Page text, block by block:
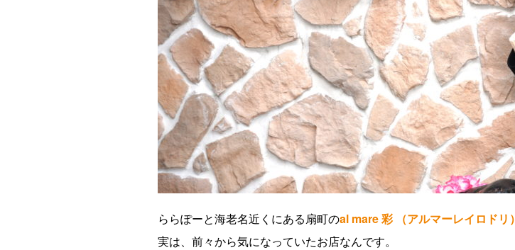
ららぽーと海老名近くにある扇町のal mare 彩 （アルマーレイロドリ）
実は、前々から気になっていたお店なんです。